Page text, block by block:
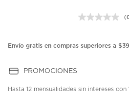
Envío gratis en compras superiores a
PROMOCIONES
Hasta 12 mensualidades sin intereses con